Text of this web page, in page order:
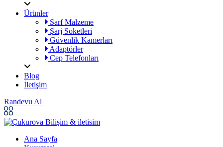
Ürünler
Sarf Malzeme
Şarj Soketleri
Güvenlik Kamerları
Adaptörler
Cep Telefonları
Blog
İletişim
Randevu Al
Ana Sayfa